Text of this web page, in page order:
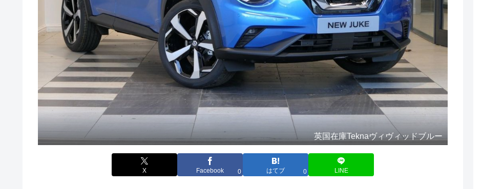
英国在庫Teknaヴィヴィッドブルー
X Facebook 0 はてブ 0 LINE